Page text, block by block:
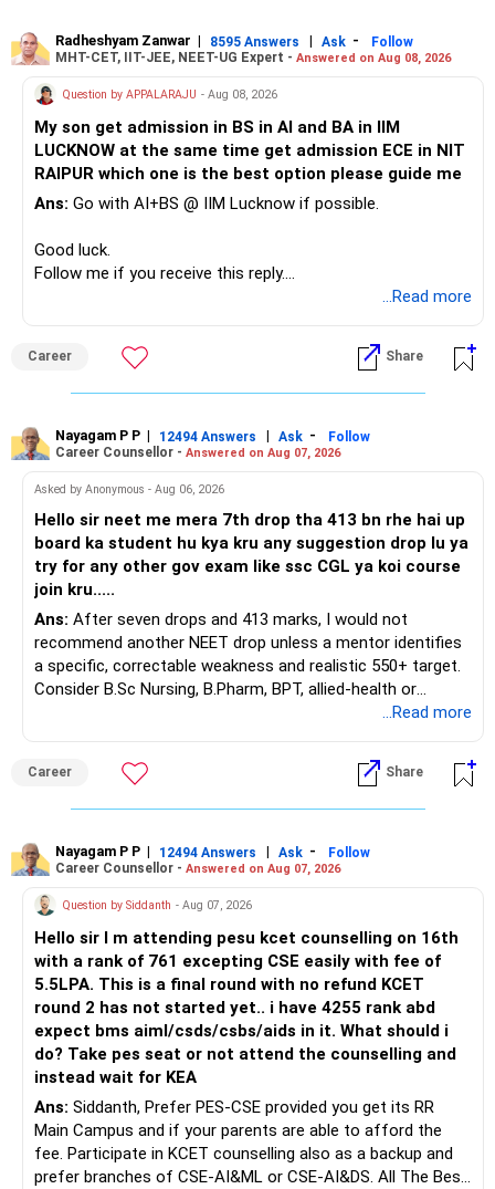
Recommendation: Prioritize IIIT Kottayam CSE for its
exceptional placement consistency, international exposure,
and robust industry partnerships, followed by IIIT Kalyani
CSE for strong placement rates and top-tier recruiters. IIIT
Bhubaneswar CE/IT ranks third for established alumni
networks and academic reputation, while IIIT Bhagalpur
CSE offers promising growth potential. IIIT Dharwad CSE
provides balanced outcomes with steady improvement, and
IIIT Vadodara requires cautious consideration given recent
placement challenges despite infrastructure advantages.
All the BEST for a Prosperous Future!
Health | Relationships'.
Radheshyam Zanwar | 8595 Answers | Ask -
Follow
MHT-CET, IIT-JEE, NEET-UG Expert - Answered on Aug 08, 2026
Question by APPALARAJU - Aug 08, 2026
My son get admission in BS in AI and BA in IIM
LUCKNOW at the same time get admission ECE in NIT
RAIPUR which one is the best option please guide me
Ans: Go with AI+BS @ IIM Lucknow if possible.
Good luck.
Follow me if you receive this reply.
...Read more
Career Share
Nayagam P P | 12494 Answers | Ask -
Follow
Career Counsellor - Answered on Aug 07, 2026
Asked by Anonymous - Aug 06, 2026
Hello sir neet me mera 7th drop tha 413 bn rhe hai up
board ka student hu kya kru any suggestion drop lu ya
try for any other gov exam like ssc CGL ya koi course
join kru.....
Ans: After seven drops and 413 marks, I would not
recommend another NEET drop unless a mentor identifies
a specific, correctable weakness and realistic 550+ target.
Consider B.Sc Nursing, B.Pharm, BPT, allied-health or
biotechnology for professional entry. SSC CGL requires
an indefinite attempt. Aapke Ujjwal Aur Samruddh
Bhavishya Ke Liye Dher Saari Shubhkaamnayein!
Baare Mein Aur Jaankari Paaiye.
...Read more
Career Share
Nayagam P P | 12494 Answers | Ask -
Follow
Career Counsellor - Answered on Aug 07, 2026
Question by Siddanth - Aug 07, 2026
Hello sir I m attending pesu kcet counselling on 16th
with a rank of 761 excepting CSE easily with fee of
5.5LPA. This is a final round with no refund KCET
round 2 has not started yet.. i have 4255 rank abd
expect bms aiml/csds/csbs/aids in it. What should i
do? Take pes seat or not attend the counselling and
instead wait for KEA
Ans: Siddanth, Prefer PES-CSE provided you get its RR
Main Campus and if your parents are able to afford the
fee. Participate in KCET counselling also as a backup and
prefer branches of CSE-AI&ML or CSE-AI&DS. All The Best